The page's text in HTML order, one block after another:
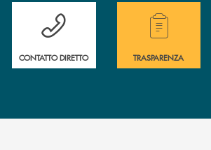
delle filiali .
Hai bisogno di assistenza immediata ?
CONTATTO DIRETTO
Hai bisogno di
TRASPARENZA